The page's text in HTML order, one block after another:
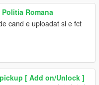
Romana
cand e uploadat si e fct
[ Add on/Unlock ]